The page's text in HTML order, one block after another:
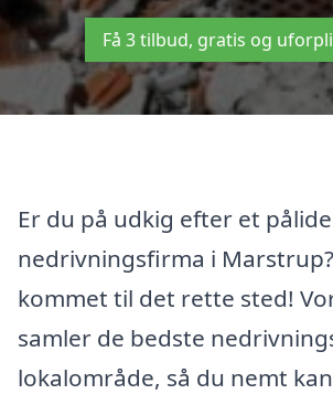
Få 3 tilbud, gratis og
Er du på udkig efter et
nedrivningsfirma i
kommet til det rette sted!
samler de bedste
lokalområde, så du nemt